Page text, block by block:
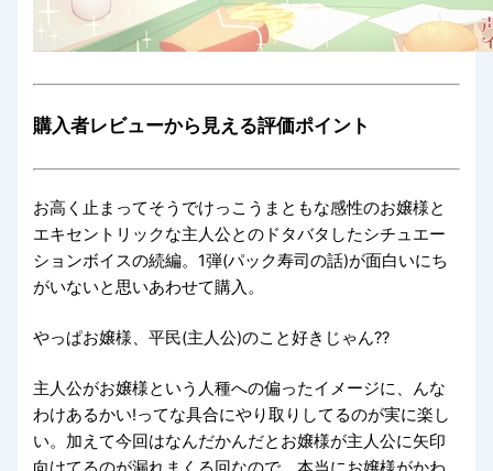
購入者レビューから見える評価ポイント
お高く止まってそうでけっこうまともな感性のお嬢様と
エキセントリックな主人公とのドタバタしたシチュエー
ションボイスの続編。1弾(パック寿司の話)が面白いにち
がいないと思いあわせて購入。
やっぱお嬢様、平民(主人公)のこと好きじゃん??
主人公がお嬢様という人種への偏ったイメージに、んな
わけあるかい!ってな具合にやり取りしてるのが実に楽し
い。加えて今回はなんだかんだとお嬢様が主人公に矢印